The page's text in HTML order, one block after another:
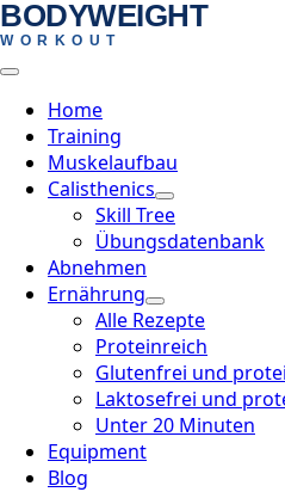
Skip
to
main
content
BODYWEIGHT
WORKOUT
Home
Training
Muskelaufbau
Calisthenics
Skill Tree
Übungsdatenbank
Abnehmen
Ernährung
Alle Rezepte
Proteinreich
Glutenfrei und
Laktosefrei und
Unter 20 Minuten
Equipment
Blog